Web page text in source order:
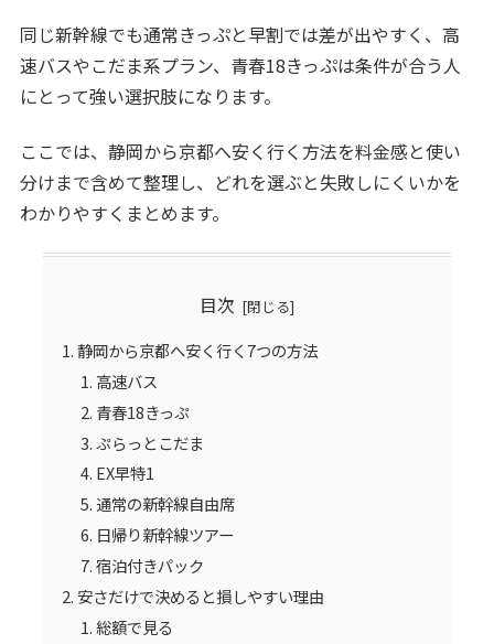
同じ新幹線でも通常きっぷと早割では差が出やすく、高
速バスやこだま系プラン、青春18きっぷは条件が合う人
にとって強い選択肢になります。
ここでは、静岡から京都へ安く行く方法を料金感と使い
分けまで含めて整理し、どれを選ぶと失敗しにくいかを
わかりやすくまとめます。
目次
静岡から京都へ安く行く7つの方法
高速バス
青春18きっぷ
ぷらっとこだま
EX早特1
通常の新幹線自由席
日帰り新幹線ツアー
宿泊付きパック
安さだけで決めると損しやすい理由
総額で見る